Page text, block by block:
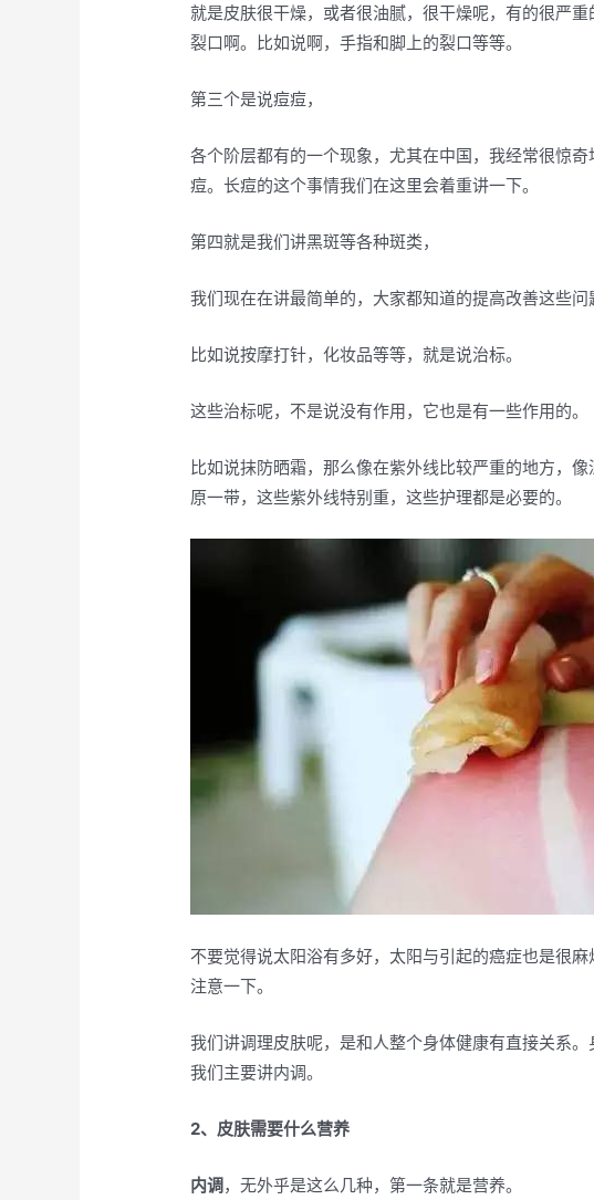
就是皮肤很干燥，或者很油腻，很干燥呢，有的很严重
裂口啊。比如说啊，手指和脚上的裂口等等。
第三个是说痘痘，
各个阶层都有的一个现象，尤其在中国，我经常很惊
痘。长痘的这个事情我们在这里会着重讲一下。
第四就是我们讲黑斑等各种斑类，
我们现在在讲最简单的，大家都知道的提高改善这些问
比如说按摩打针，化妆品等等，就是说治标。
这些治标呢，不是说没有作用，它也是有一些作用的。
比如说抹防晒霜，那么像在紫外线比较严重的地方，
原一带，这些紫外线特别重，这些护理都是必要的。
不要觉得说太阳浴有多好，太阳与引起的癌症也是很
注意一下。
我们讲调理皮肤呢，是和人整个身体健康有直接关系
我们主要讲内调。
2、皮肤需要什么营养
内调，无外乎是这么几种，第一条就是营养。